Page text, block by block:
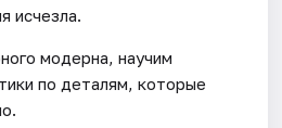
исчезла.
модерна, научим
по деталям, которые